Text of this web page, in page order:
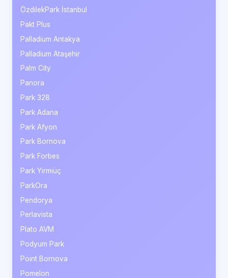
ÖzdilekPark İstanbul
Pakt Plus
Palladium Antakya
Palladium Ataşehir
Palm City
Panora
Park 328
Park Adana
Park Afyon
Park Bornova
Park Forbes
Park Yirmiüç
ParkOra
Pendorya
Perlavista
Plato AVM
Podyum Park
Point Bornova
Pomelon